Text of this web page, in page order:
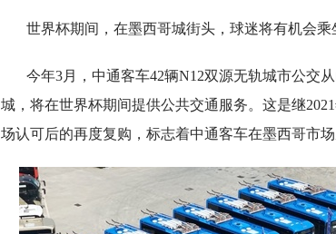
世界杯期间，在墨西哥城街头，球迷将有机会乘
今年3月，中通客车42辆N12双源无轨城市公交
城，将在世界杯期间提供公共交通服务。这是继
场认可后的再度复购，标志着中通客车在墨西哥市场